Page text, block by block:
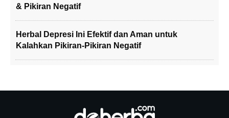
& Pikiran Negatif
Herbal Depresi Ini Efektif dan Aman untuk
Kalahkan Pikiran-Pikiran Negatif